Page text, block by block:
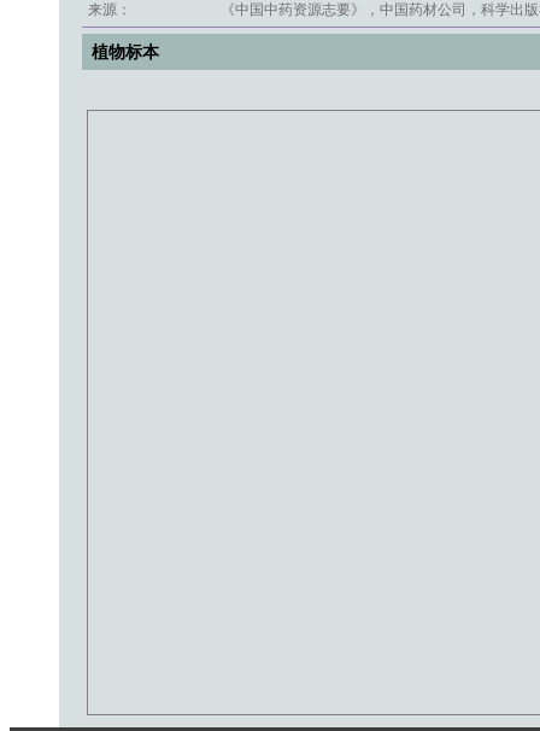
来源： 《中国中药资源志要》，中国药材公司，科学出
植物标本